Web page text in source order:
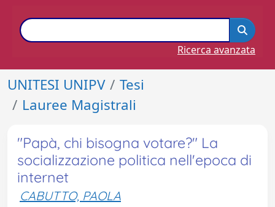
Ricerca avanzata
UNITESI UNIPV
Tesi
Lauree Magistrali
"Papà, chi bisogna votare?" La
socializzazione politica nell'epoca di
internet
CABUTTO, PAOLA